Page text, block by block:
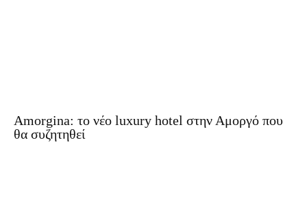
Amorgina: το νέο luxury hotel στην Αμοργό που
θα συζητηθεί